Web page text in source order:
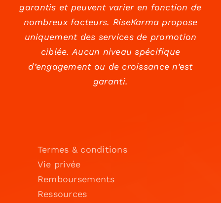
garantis et peuvent varier en fonction de
nombreux facteurs. RiseKarma propose
uniquement des services de promotion
ciblée. Aucun niveau spécifique
d’engagement ou de croissance n’est
garanti.
Termes & conditions
Vie privée
Remboursements
Ressources